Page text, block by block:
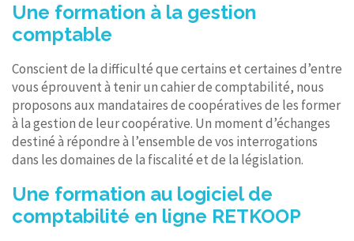
Une formation à la gestion
comptable
Conscient de la difficulté que certains et certaines d’entre
vous éprouvent à tenir un cahier de comptabilité, nous
proposons aux mandataires de coopératives de les former
à la gestion de leur coopérative. Un moment d’échanges
destiné à répondre à l’ensemble de vos interrogations
dans les domaines de la fiscalité et de la législation.
Une formation au logiciel de
comptabilité en ligne RETKOOP